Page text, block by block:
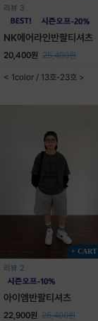
리뷰 3
NK에어라인반팔티셔츠
20,400원 25,400원
< 1color / 13호-23호 >
+ CART
리뷰 2
아이엠반팔티셔츠
22,900원 25,400원